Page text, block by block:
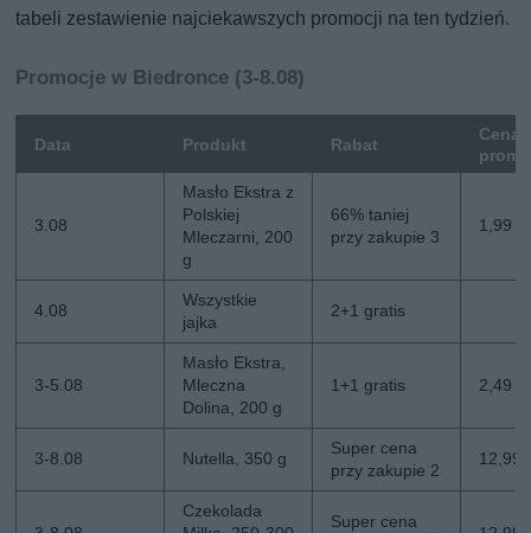
tabeli zestawienie najciekawszych promocji na ten tydzień.
Promocje w Biedronce (3-8.08)
Data Produkt Rabat
Cena
3.08
Masło Ekstra z
Polskiej
Mleczarni, 200
g
66% taniej
przy zakupie 3
1,99
4.08
Wszystkie
jajka
2+1 gratis
3-5.08
Masło Ekstra,
Mleczna
Dolina, 200 g
1+1 gratis 2,49
3-8.08 Nutella, 350 g
Super cena
przy zakupie 2
12,99
Czekolada
Super cena